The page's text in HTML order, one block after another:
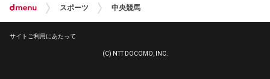
スポーツ 中央競馬
サイトご利用にあたって
(C) NTT DOCOMO, INC.